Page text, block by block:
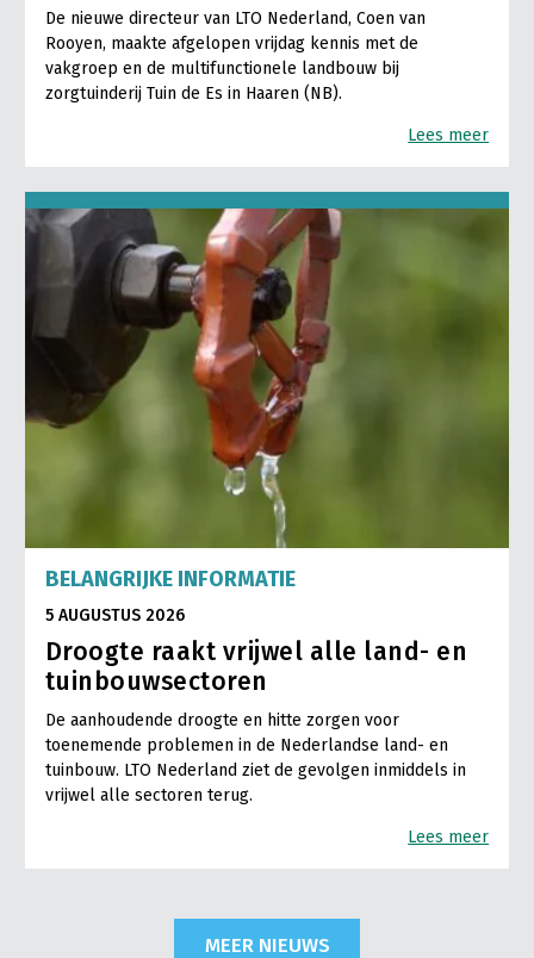
De nieuwe directeur van LTO Nederland, Coen van
Rooyen, maakte afgelopen vrijdag kennis met de
vakgroep en de multifunctionele landbouw bij
zorgtuinderij Tuin de Es in Haaren (NB).
Lees meer
BELANGRIJKE INFORMATIE
5 AUGUSTUS 2026
Droogte raakt vrijwel alle land- en
tuinbouwsectoren
De aanhoudende droogte en hitte zorgen voor
toenemende problemen in de Nederlandse land- en
tuinbouw. LTO Nederland ziet de gevolgen inmiddels in
vrijwel alle sectoren terug.
Lees meer
MEER NIEUWS